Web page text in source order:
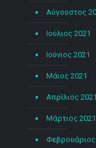
Αύγουστος
Ιούλιος 2021
Ιούνιος 2021
Μάιος 2021
Απρίλιος 2021
Μάρτιος 2021
Φεβρουάριος